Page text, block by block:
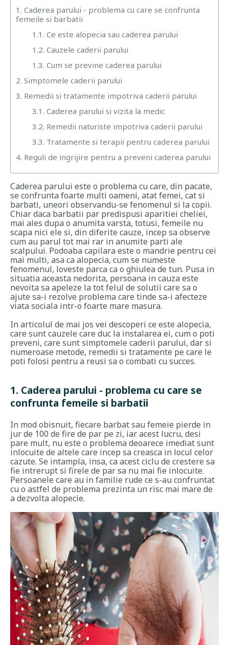
1. Caderea parului - problema cu care se confrunta
femeile si barbatii
1.1. Ce este alopecia sau caderea parului
1.2. Cauzele caderii parului
1.3. Cum se previne caderea parului
2. Simptomele caderii parului
3. Remedii si tratamente impotriva caderii parului
3.1. Caderea parului si vizita la medic
3.2. Remedii naturiste impotriva caderii parului
3.3. Tratamente si terapii pentru caderea parului
4. Reguli de ingrijire pentru a preveni caderea parului
Caderea parului este o problema cu care, din pacate,
se confrunta foarte multi oameni, atat femei, cat si
barbati, uneori observandu-se fenomenul si la copii.
Chiar daca barbatii par predispusi aparitiei cheliei,
mai ales dupa o anumita varsta, totusi, femeile nu
scapa nici ele si, din diferite cauze, incep sa observe
cum au parul tot mai rar in anumite parti ale
scalpului. Podoaba capilara este o mandrie pentru cei
mai multi, asa ca alopecia, cum se numeste
fenomenul, loveste parca ca o ghiulea de tun. Pusa in
situatia aceasta nedorita, persoana in cauza este
nevoita sa apeleze la tot felul de solutii care sa o
ajute sa-i rezolve problema care tinde sa-i afecteze
viata sociala intr-o foarte mare masura.
In articolul de mai jos vei descoperi ce este alopecia,
care sunt cauzele care duc la instalarea ei, cum o poti
preveni, care sunt simptomele caderii parului, dar si
numeroase metode, remedii si tratamente pe care le
poti folosi pentru a reusi sa o combati cu succes.
1. Caderea parului - problema cu care se
confrunta femeile si barbatii
In mod obisnuit, fiecare barbat sau femeie pierde in
jur de 100 de fire de par pe zi, iar acest lucru, desi
pare mult, nu este o problema deoarece imediat sunt
inlocuite de altele care incep sa creasca in locul celor
cazute. Se intampla, insa, ca acest ciclu de crestere sa
fie intrerupt si firele de par sa nu mai fie inlocuite.
Persoanele care au in familie rude ce s-au confruntat
cu o astfel de problema prezinta un risc mai mare de
a dezvolta alopecie.